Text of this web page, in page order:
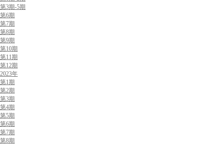
第3期-5期
第6期
第7期
第8期
第9期
第10期
第11期
第12期
2023年
第1期
第2期
第3期
第4期
第5期
第6期
第7期
第8期